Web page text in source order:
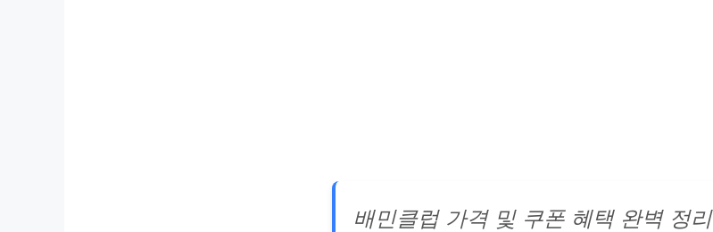
배민클럽 가격 및 쿠폰 혜택 완벽 정리